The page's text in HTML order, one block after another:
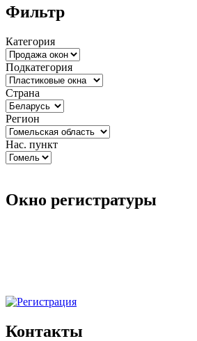
Фильтр
Категория
Подкатегория
Страна
Регион
Нас. пункт
Окно регистратуры
Контакты